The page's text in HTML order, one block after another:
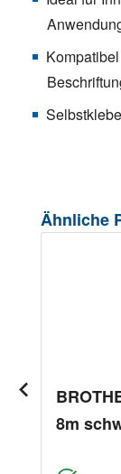
Ähnliche
8m